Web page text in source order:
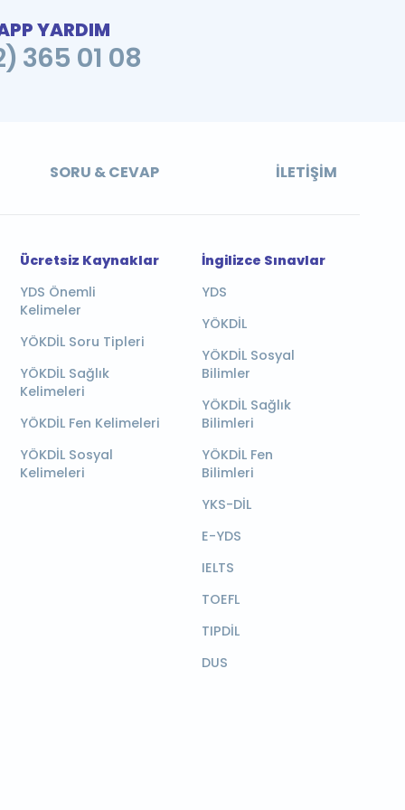
YARDIM
365 01 08
SORU & CEVAP İLETIŞIM
Ücretsiz Kaynaklar
YDS Önemli
Kelimeler
YÖKDİL Soru Tipleri
YÖKDİL Sağlık
Kelimeleri
YÖKDİL Fen Kelimeleri
YÖKDİL Sosyal
Kelimeleri
İngilizce Sınavlar
YDS
YÖKDİL
YÖKDİL Sosyal
Bilimler
YÖKDİL Sağlık
Bilimleri
YÖKDİL Fen
Bilimleri
YKS-DİL
E-YDS
IELTS
TOEFL
TIPDİL
DUS